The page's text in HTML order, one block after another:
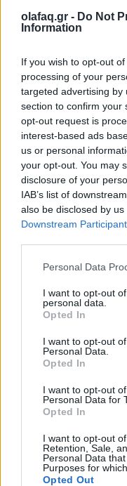
olafaq.gr - Do Not
Information
If you wish to opt-out
processing of your
targeted advertising by
section to confirm your
opt-out request is
interest-based ads
us or personal
your opt-out. You may
disclosure of your
IAB’s list of
also be disclosed by
Downstream
Personal Data
I want to opt-out
personal data.
Opted In
I want to opt-out
Personal Data.
Opted In
I want to opt-out
Personal Data for
Opted In
I want to opt-out
Retention, Sale,
Personal Data
Purposes for
Opted Out
Newsroom
Ετικέτες :Ισπανία,Νεκροί ,